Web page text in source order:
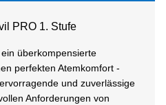
PRO 1. Stufe
überkompensierte
perfekten Atemkomfort -
und zuverlässige
Anforderungen von